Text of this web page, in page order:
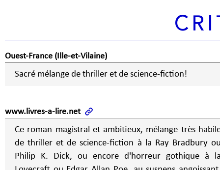
Ouest-France (Ille-et-Vilaine)
Sacré mélange de thriller et de science-fiction!
www.livres-a-lire.net
Ce roman magistral et ambitieux, mélange très
de thriller et de science-fiction à la Ray Bradbury
Philip K. Dick, ou encore d'horreur gothique à